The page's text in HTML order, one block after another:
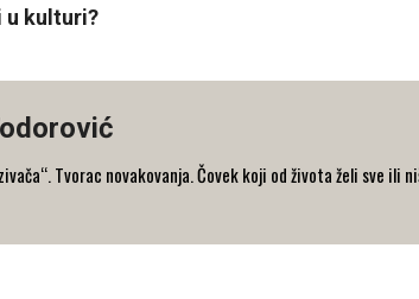
u kulturi?
Tvorac novakovanja. Čovek koji od života želi sve ili